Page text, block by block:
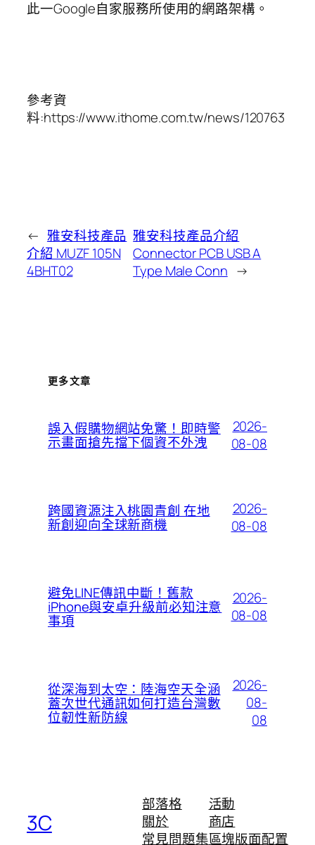
此一Google自家服務所使用的網路架構。
參考資
料:https://www.ithome.com.tw/news/120763
← 雅安科技產品
介紹 MUZF 105N
4BHT02
雅安科技產品介紹
Connector PCB USB A
Type Male Conn →
更多文章
誤入假購物網站免驚！即時警
示畫面搶先擋下個資不外洩
2026-
08-08
跨國資源注入桃園青創 在地
新創迎向全球新商機
2026-
08-08
避免LINE傳訊中斷！舊款
iPhone與安卓升級前必知注意
事項
2026-
08-08
從深海到太空：陸海空天全涵
蓋次世代通訊如何打造台灣數
位韌性新防線
2026-
08-
08
3C
部落格
關於
常見問題集
活動
商店
區塊版面配置